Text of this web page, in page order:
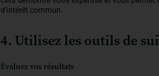
d’intérêt commun.
4. Utilisez les outils de
Évaluez vos résultats